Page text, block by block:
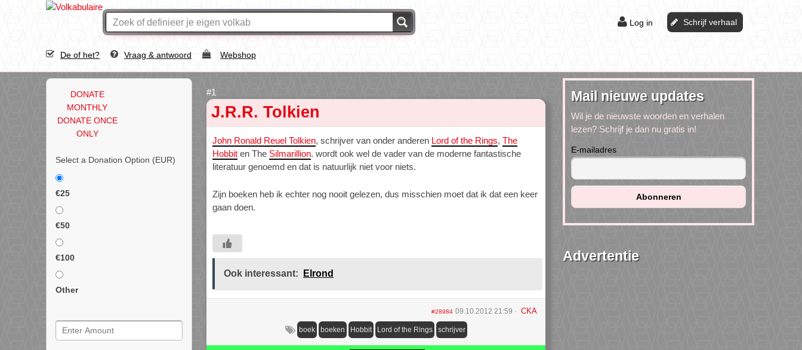
Log in Schrijf verhaal
De of het? Vraag & antwoord Webshop
DONATE
MONTHLY
DONATE ONCE
ONLY
Select a Donation Option (EUR)
€25
€50
€100
Other
J.R.R. Tolkien
John Ronald Reuel Tolkien, schrijver van onder anderen Lord of the Rings, The
Hobbit en The Silmarillion. wordt ook wel de vader van de moderne fantastische
literatuur genoemd en dat is natuurlijk niet voor niets.
Zijn boeken heb ik echter nog nooit gelezen, dus misschien moet dat ik dat een keer
gaan doen.
Ook interessant: Elrond
#28984 09.10.2012 21:59 CKA
boek boeken Hobbit Lord of the Rings schrijver
Mail nieuwe updates
Wil je de nieuwste woorden en verhalen
lezen? Schrijf je dan nu gratis in!
E-mailadres
Advertentie